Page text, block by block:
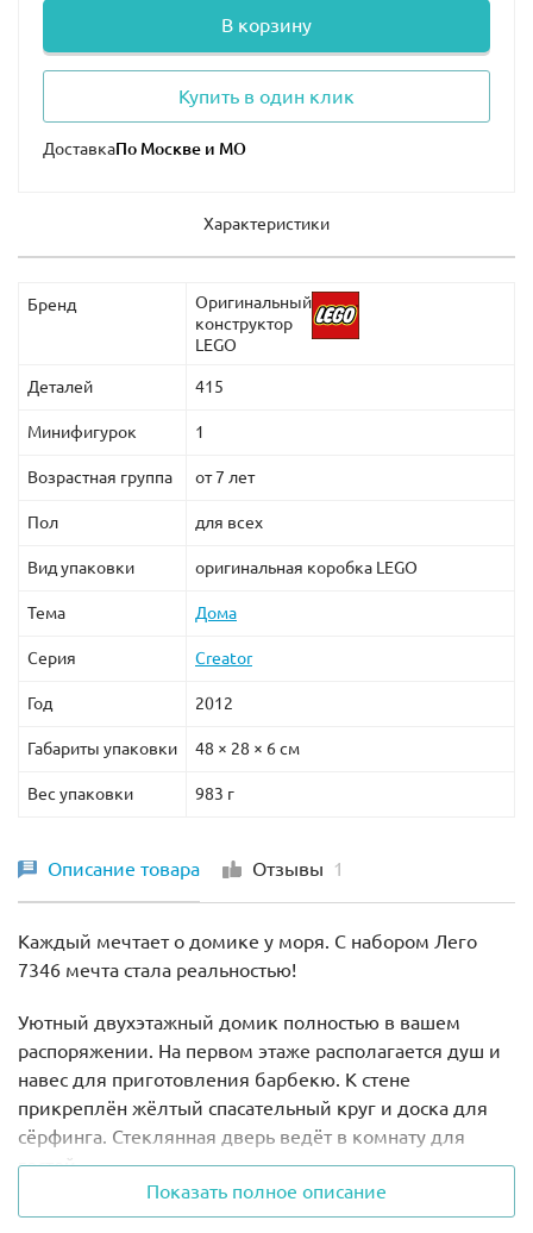
В корзину
Купить в один клик
Доставка
Характеристики
Бренд
Оригинальный
конструктор
LEGO
Деталей 415
Минифигурок 1
Возрастная группа от 7 лет
Пол для всех
Вид упаковки оригинальная коробка LEGO
Тема Дома
Серия Creator
Год 2012
Габариты упаковки 48 × 28 × 6 см
Вес упаковки 983 г
Описание товара Отзывы 1
Каждый мечтает о домике у моря. С набором Лего
7346 мечта стала реальностью!
Уютный двухэтажный домик полностью в вашем
распоряжении. На первом этаже располагается душ и
навес для приготовления барбекю. К стене
прикреплён жёлтый спасательный круг и доска для
сёрфинга. Стеклянная дверь ведёт в комнату для
гостей.
На втором этаже - спальня с мансардным окном и
Показать полное описание